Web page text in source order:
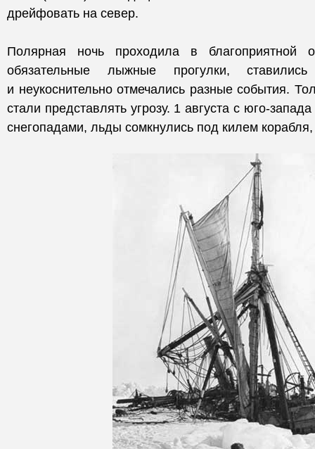
дрейфовать на север.
Полярная ночь проходила в благоприятной
обязательные лыжные прогулки, ставились
и неукоснительно отмечались разные события.
стали представлять угрозу. 1 августа с юго-
снегопадами, льды сомкнулись под килем